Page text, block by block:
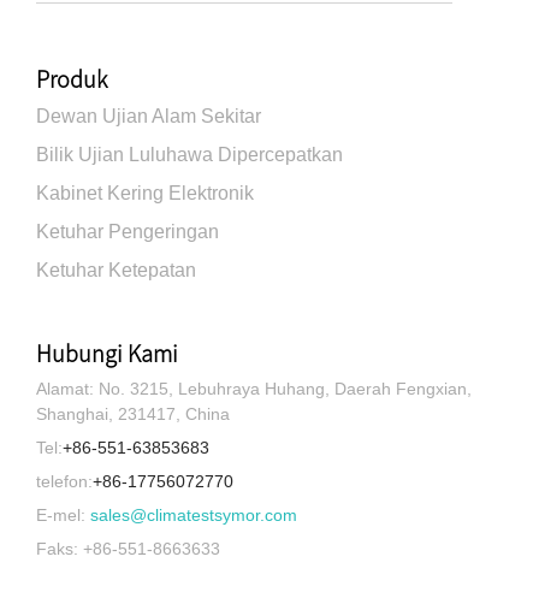
Produk
Dewan Ujian Alam Sekitar
Bilik Ujian Luluhawa Dipercepatkan
Kabinet Kering Elektronik
Ketuhar Pengeringan
Ketuhar Ketepatan
Hubungi Kami
Alamat: No. 3215, Lebuhraya Huhang, Daerah Fengxian,
Shanghai, 231417, China
Tel:+86-551-63853683
telefon:+86-17756072770
E-mel: sales@climatestsymor.com
Faks: +86-551-8663633